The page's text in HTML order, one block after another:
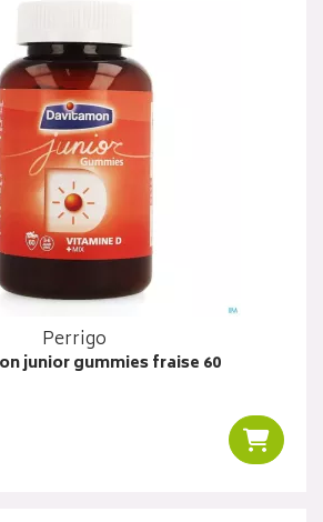
Perrigo
junior gummies fraise 60